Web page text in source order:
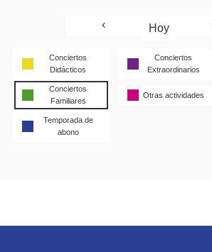
Hoy
Conciertos
Didácticos
Conciertos
Extraordinarios
Conciertos
Familiares
Otras actividades
Temporada de
abono